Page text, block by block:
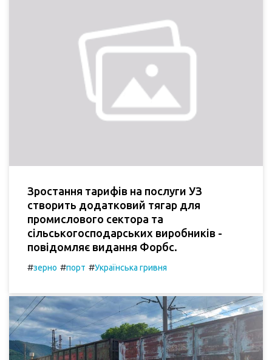
Зростання тарифів на послуги УЗ
створить додатковий тягар для
промислового сектора та
сільськогосподарських виробників -
повідомляє видання Форбс.
#зерно #порт #Українська гривня